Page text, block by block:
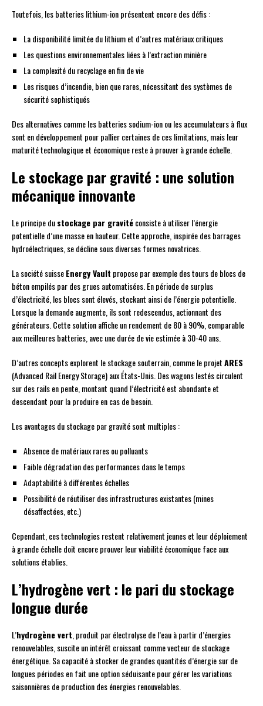
Toutefois, les batteries lithium-ion présentent encore des défis :
La disponibilité limitée du lithium et d’autres matériaux critiques
Les questions environnementales liées à l’extraction minière
La complexité du recyclage en fin de vie
Les risques d’incendie, bien que rares, nécessitant des systèmes de
sécurité sophistiqués
Des alternatives comme les batteries sodium-ion ou les accumulateurs à flux
sont en développement pour pallier certaines de ces limitations, mais leur
maturité technologique et économique reste à prouver à grande échelle.
Le stockage par gravité : une solution
mécanique innovante
Le principe dustockage par gravitéconsiste à utiliser l’énergie
potentielle d’une masse en hauteur. Cette approche, inspirée des barrages
hydroélectriques, se décline sous diverses formes novatrices.
La société suisseEnergy Vault propose par exemple des tours de blocs de
béton empilés par des grues automatisées. En période de surplus
d’électricité, les blocs sont élevés, stockant ainsi de l’énergie potentielle.
Lorsque la demande augmente, ils sont redescendus, actionnant des
générateurs. Cette solution affiche un rendement de 80 à 90%, comparable
aux meilleures batteries, avec une durée de vie estimée à 30-40 ans.
D’autres concepts explorent le stockage souterrain, comme le projetARES
(Advanced Rail Energy Storage) aux États-Unis. Des wagons lestés circulent
sur des rails en pente, montant quand l’électricité est abondante et
descendant pour la produire en cas de besoin.
Les avantages du stockage par gravité sont multiples :
Absence de matériaux rares ou polluants
Faible dégradation des performances dans le temps
Adaptabilité à différentes échelles
Possibilité de réutiliser des infrastructures existantes (mines
désaffectées, etc.)
Cependant, ces technologies restent relativement jeunes et leur déploiement
à grande échelle doit encore prouver leur viabilité économique face aux
solutions établies.
L’hydrogène vert : le pari du stockage
longue durée
L’hydrogène vert, produit par électrolyse de l’eau à partir d’énergies
renouvelables, suscite un intérêt croissant comme vecteur de stockage
énergétique. Sa capacité à stocker de grandes quantités d’énergie sur de
longues périodes en fait une option séduisante pour gérer les variations
saisonnières de production des énergies renouvelables.